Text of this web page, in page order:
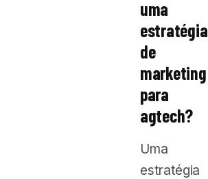
uma
estratégia
de
marketing
para
agtech?
Uma
estratégia